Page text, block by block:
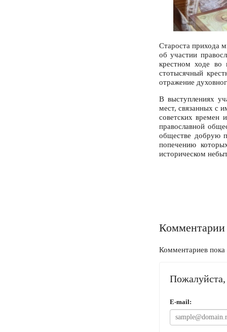
Староста прихода
об участии
крестном ходе во
стотысячный
отражение
В выступлениях
мест, связанных с
советских времен
православной
обществе добрую
попечению
историческом
Комментарии
Комментариев пока
Пожалуйста,
E-mail: